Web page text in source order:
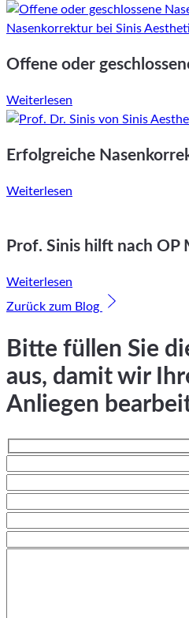
Offene oder
Weiterlesen
Erfolgreiche
Weiterlesen
Prof. Sinis hilft nach OP
Weiterlesen
Zurück zum Blog
Bitte füllen Sie
aus, damit wir
Anliegen